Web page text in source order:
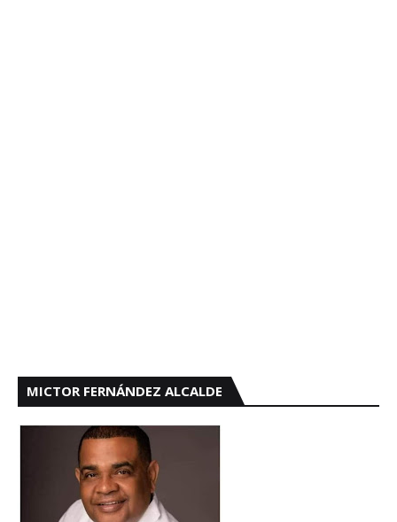
MICTOR FERNÁNDEZ ALCALDE